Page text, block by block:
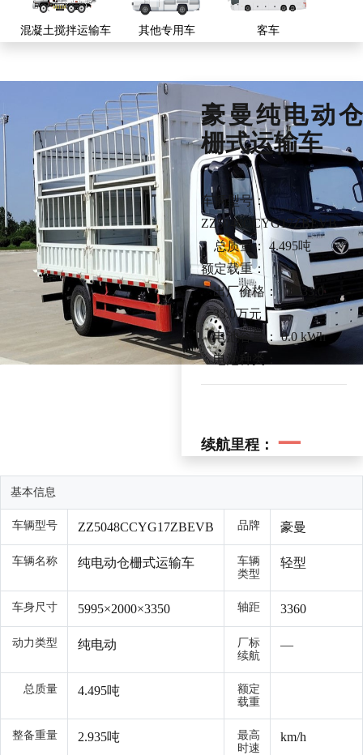
混凝土搅拌运输车 其他专用车 客车
豪曼纯电动仓
栅式运输车
车辆型号：
ZZ5048CCYG17ZBEVB
总质量： 4.495吨
额定载重：
出厂价格：
33.0
-
33.0万元
电池容量：
0.0 kWh
电池种类：
续航里程： —
基本信息
车辆型号 ZZ5048CCYG17ZBEVB 品牌 豪曼
车辆名称 纯电动仓栅式运输车
车辆
类型
轻型
车身尺寸 5995×2000×3350 轴距 3360
动力类型 纯电动
厂标
续航
—
总质量 4.495吨
额定
载重
整备重量 2.935吨
最高
时速
km/h